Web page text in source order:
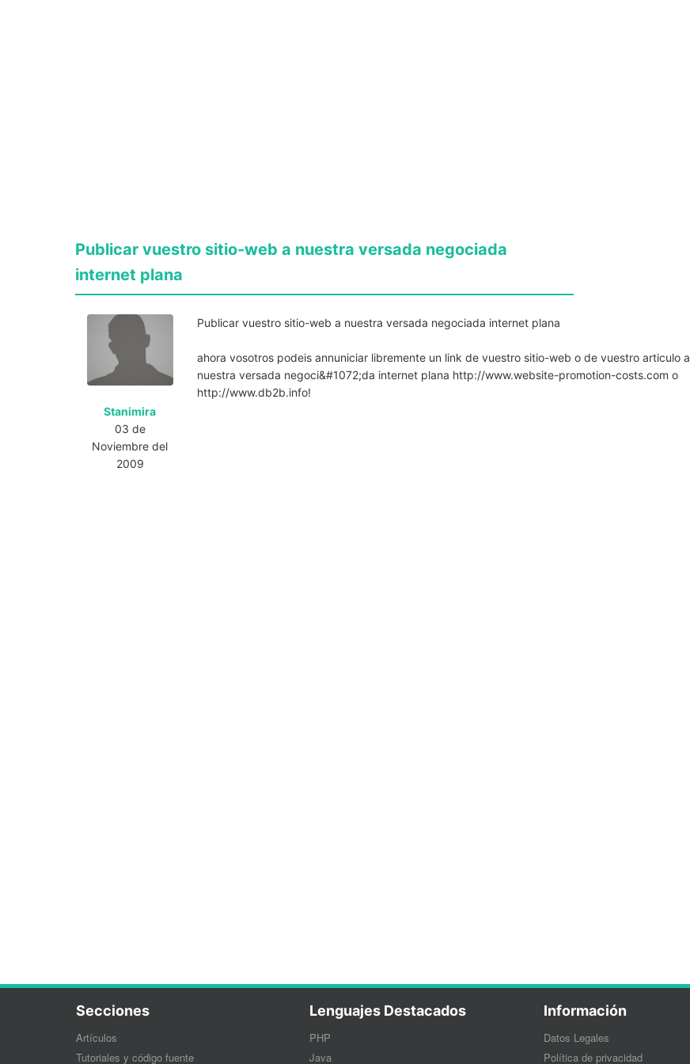
Publicar vuestro sitio-web a nuestra versada negociada
internet plana
Stanimira
03 de
Noviembre del
2009
Publicar vuestro sitio-web a nuestra versada negociada internet plana
ahora vosotros podeis annuniciar libremente un link de vuestro sitio-web o de vuestro articulo a
nuestra versada negoci&#1072;da internet plana http://www.website-promotion-costs.com o
http://www.db2b.info!
Secciones
Artículos
Tutoriales y código fuente
Lenguajes Destacados
PHP
Java
Información
Datos Legales
Política de privacidad